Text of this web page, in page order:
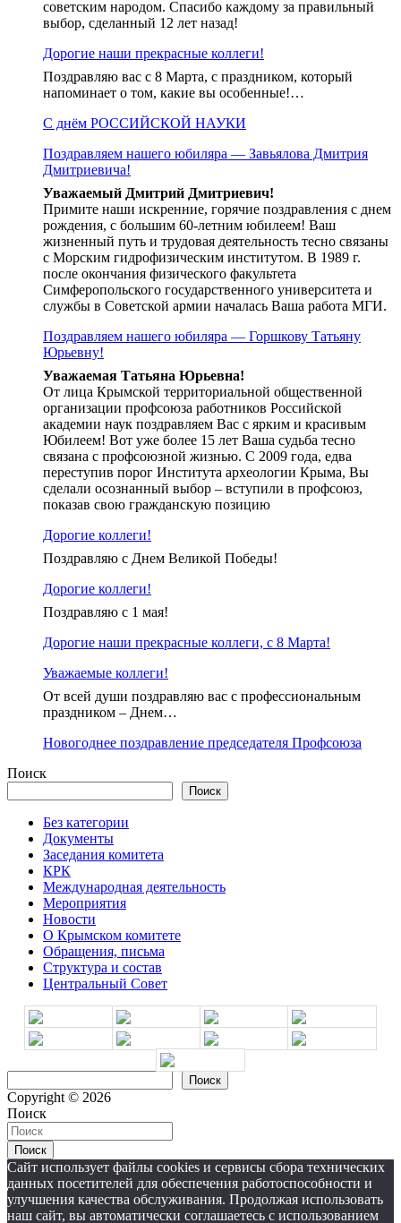
советским народом. Спасибо каждому за правильный
выбор, сделанный 12 лет назад!
Дорогие наши прекрасные коллеги!
Поздравляю вас с 8 Марта, с праздником, который
напоминает о том, какие вы особенные!…
С днём РОССИЙСКОЙ НАУКИ
Поздравляем нашего юбиляра — Завьялова Дмитрия
Дмитриевича!
Уважаемый Дмитрий Дмитриевич!
Примите наши искренние, горячие поздравления с днем
рождения, с большим 60-летним юбилеем! Ваш
жизненный путь и трудовая деятельность тесно связаны
с Морским гидрофизическим институтом. В 1989 г.
после окончания физического факультета
Симферопольского государственного университета и
службы в Советской армии началась Ваша работа МГИ.
Поздравляем нашего юбиляра — Горшкову Татьяну
Юрьевну!
Уважаемая Татьяна Юрьевна!
От лица Крымской территориальной общественной
организации профсоюза работников Российской
академии наук поздравляем Вас с ярким и красивым
Юбилеем! Вот уже более 15 лет Ваша судьба тесно
связана с профсоюзной жизнью. С 2009 года, едва
переступив порог Института археологии Крыма, Вы
сделали осознанный выбор – вступили в профсоюз,
показав свою гражданскую позицию
Дорогие коллеги!
Поздравляю с Днем Великой Победы!
Дорогие коллеги!
Поздравляю с 1 мая!
Дорогие наши прекрасные коллеги, с 8 Марта!
Уважаемые коллеги!
От всей души поздравляю вас с профессиональным
праздником – Днем…
Новогоднее поздравление председателя Профсоюза
Поиск
Поиск
Без категории
Документы
Заседания комитета
КРК
Международная деятельность
Мероприятия
Новости
О Крымском комитете
Обращения, письма
Структура и состав
Центральный Совет
Поиск
Copyright © 2026
Поиск
Поиск
Сайт использует файлы cookies и сервисы сбора технических
данных посетителей для обеспечения работоспособности и
улучшения качества обслуживания. Продолжая использовать
наш сайт, вы автоматически соглашаетесь с использованием